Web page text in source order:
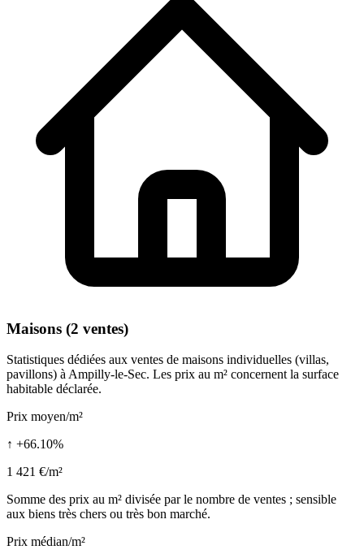
Maisons (2 ventes)
Statistiques dédiées aux ventes de maisons individuelles (villas,
pavillons) à Ampilly-le-Sec. Les prix au m² concernent la surface
habitable déclarée.
Prix moyen/m²
↑ +66.10%
1 421 €/m²
Somme des prix au m² divisée par le nombre de ventes ; sensible
aux biens très chers ou très bon marché.
Prix médian/m²